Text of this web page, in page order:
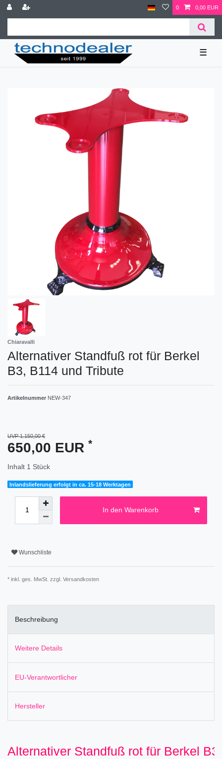
0 0,00 EUR
☰
Chiaravalli
Alternativer Standfuß rot für Berkel
B3, B114 und Tribute
Artikelnummer NEW-347
UVP 1.150,00 €
650,00 EUR *
Inhalt 1 Stück
Inlandslieferung erfolgt in ca. 15-18 Werktagen
In den Warenkorb
Wunschliste
* inkl. ges. MwSt. zzgl. Versandkosten
Beschreibung
Weitere Details
EU-Verantwortlicher
Hersteller
Alternativer Standfuß rot für Berkel